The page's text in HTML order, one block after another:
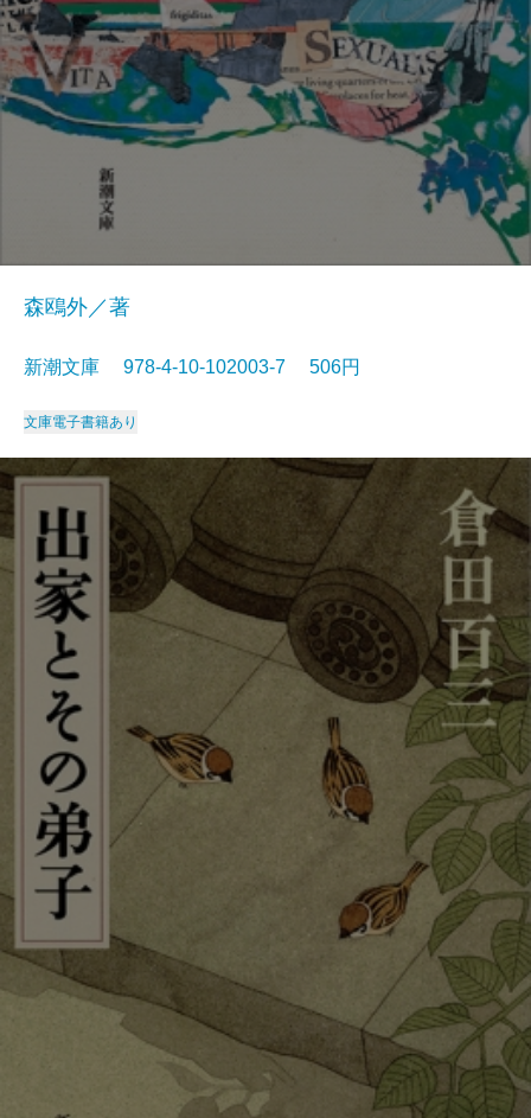
森鴎外／著
新潮文庫 978-4-10-102003-7 506円
文庫電子書籍あり